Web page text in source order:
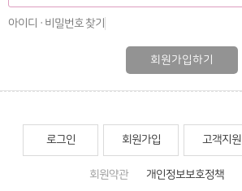
아이디 · 비밀번호 찾기
회원가입하기
로그인 회원가입 고객지원
회원약관 개인정보보호정책